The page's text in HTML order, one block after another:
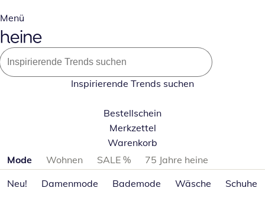
Menü
Inspirierende Trends suchen
Bestellschein
Merkzettel
Warenkorb
Produktkategorien überspringen
Mode Wohnen SALE %
75 Jahre heine
Neu!
Damenmode Bademode Wäsche Schuhe